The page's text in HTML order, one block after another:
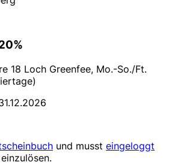
18 Loch Greenfee, Mo.-So./Ft.
und musst eingeloggt